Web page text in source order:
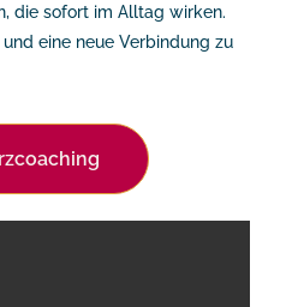
die sofort im Alltag wirken.
eine neue Verbindung zu